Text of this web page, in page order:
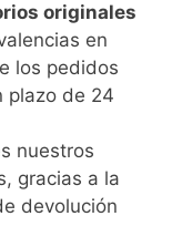
originales
en
los pedidos
plazo de 24
nuestros
gracias a la
devolución